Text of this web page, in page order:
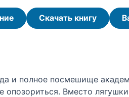
Скачать книгу
и полное посмешище
Вместо